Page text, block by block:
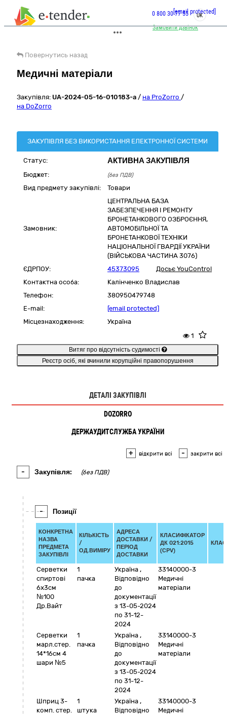
Замовити дзвінок
0 800 30 77 55[email protected]
UK
Повернутись назад
Медичні матеріали
Закупівля: UA-2024-05-16-010183-a / на ProZorro /
на DoZorro
ЗАКУПІВЛЯ БЕЗ ВИКОРИСТАННЯ ЕЛЕКТРОННОЇ СИСТЕМИ
Статус: АКТИВНА ЗАКУПІВЛЯ
Бюджет: (без ПДВ)
Вид предмету закупівлі: Товари
Замовник:
ЦЕНТРАЛЬНА БАЗА
ЗАБЕЗПЕЧЕННЯ І РЕМОНТУ
БРОНЕТАНКОВОГО ОЗБРОЄННЯ,
АВТОМОБІЛЬНОЇ ТА
БРОНЕТАНКОВОЇ ТЕХНІКИ
НАЦІОНАЛЬНОЇ ГВАРДІЇ УКРАЇНИ
(ВІЙСЬКОВА ЧАСТИНА 3076)
ЄДРПОУ:
45373095
Досьє YouControl
Контактна особа:
Калінченко Владислав
Телефон:
380950479748
E-mail:
[email protected]
Місцезнаходження:
Україна
1
Витяг про відсутність судимості
Реєстр осіб, які вчинили корупційні правопорушення
ДЕТАЛІ ЗАКУПІВЛІ
DOZORRO
ДЕРЖАУДИТСЛУЖБА УКРАЇНИ
+ відкрити всі - закрити всі
- Закупівля: (без ПДВ)
- Позиції
КОНКРЕТНА
НАЗВА
ПРЕДМЕТА
ЗАКУПІВЛІ
КІЛЬКІСТЬ
/
ОД.ВИМІРУ
АДРЕСА
ДОСТАВКИ /
ПЕРІОД
ДОСТАВКИ
КЛАСИФІКАТОР
ДК 021:2015
(CPV)
Серветки
спиртові
6х3см
№100
Др.Вайт
1
пачка
Україна ,
Відповідно
до
документації
з 13-05-2024
по 31-12-
2024
33140000-3
Медичні
матеріали
Серветки
марл.стер.
14*16см 4
шари №5
1
пачка
Україна ,
Відповідно
до
документації
з 13-05-2024
по 31-12-
2024
33140000-3
Медичні
матеріали
Шприц 3-
комп. стер.
1
штука
Україна ,
Відповідно
33140000-3
Медичні